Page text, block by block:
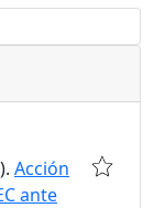
Acción
ante